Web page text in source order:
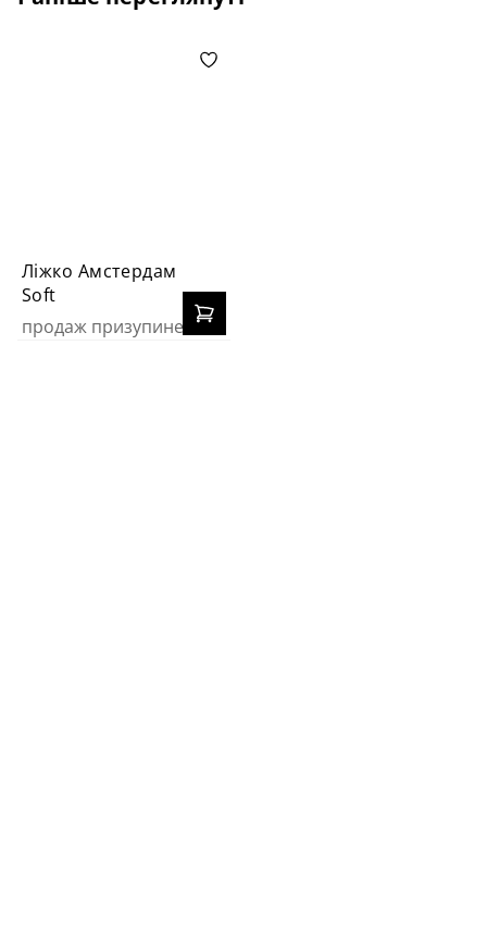
Ліжко Амстердам
Soft
продаж призупинено